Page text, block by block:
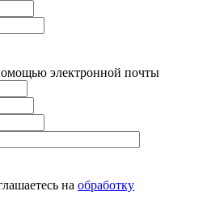
электронной почты
на обработку